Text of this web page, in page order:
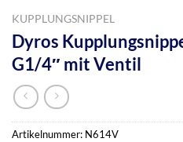
KUPPLUNGSNIPPEL
Dyros
G1/4″ mit Ventil
Artikelnummer: N614V